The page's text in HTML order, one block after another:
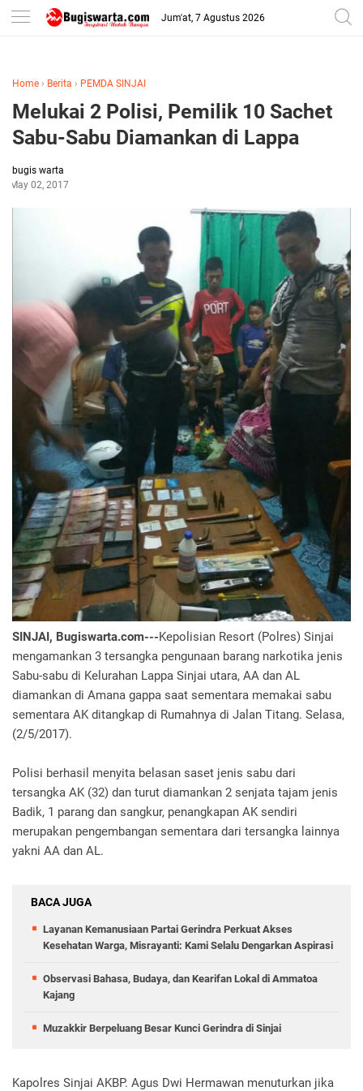
-->
Jum'at, 7 Agustus 2026
Home › Berita › PEMDA SINJAI
Melukai 2 Polisi, Pemilik 10 Sachet
Sabu-Sabu Diamankan di Lappa
bugis warta
May 02, 2017
SINJAI, Bugiswarta.com---Kepolisian Resort (Polres) Sinjai
mengamankan 3 tersangka pengunaan barang narkotika jenis
Sabu-sabu di Kelurahan Lappa Sinjai utara, AA dan AL
diamankan di Amana gappa saat sementara memakai sabu
sementara AK ditangkap di Rumahnya di Jalan Titang. Selasa,
(2/5/2017).
Polisi berhasil menyita belasan saset jenis sabu dari
tersangka AK (32) dan turut diamankan 2 senjata tajam jenis
Badik, 1 parang dan sangkur, penangkapan AK sendiri
merupakan pengembangan sementara dari tersangka lainnya
yakni AA dan AL.
BACA JUGA
Layanan Kemanusiaan Partai Gerindra Perkuat Akses
Kesehatan Warga, Misrayanti: Kami Selalu Dengarkan Aspirasi
Observasi Bahasa, Budaya, dan Kearifan Lokal di Ammatoa
Kajang
Muzakkir Berpeluang Besar Kunci Gerindra di Sinjai
Kapolres Sinjai AKBP. Agus Dwi Hermawan menuturkan jika